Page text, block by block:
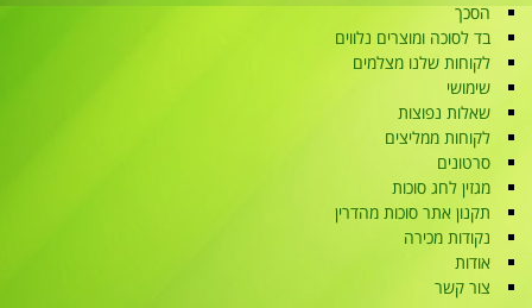
הסכך
בד לסוכה ומוצרים נלווים
לקוחות שלנו מצלמים
שימושי
שאלות נפוצות
לקוחות ממליצים
סרטונים
מגזין לחג סוכות
תקנון אתר סוכות מהדרין
נקודות מכירה
אודות
צור קשר